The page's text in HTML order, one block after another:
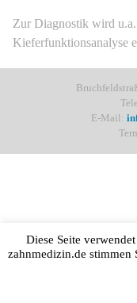
Zur Diagnostik wird
Kieferfunktionsanalyse
E-Mail:
Diese Seite
zahnmedizin.de stimmen